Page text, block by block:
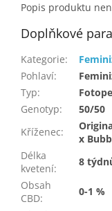
Popis produktu
Doplňkové
Kategorie:
Pohlaví:
Typ:
Genotyp:
50/50
Kříženec:
x
Délka
kvetení:
8
Obsah
CBD:
0-1 %